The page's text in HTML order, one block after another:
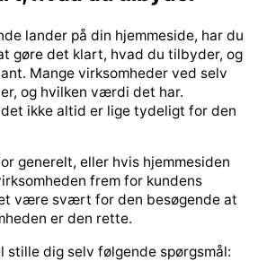
lander på din hjemmeside, har du
gøre det klart, hvad du tilbyder, og
Mange virksomheder ved selv
og hvilken værdi det har.
ikke altid er lige tydeligt for den
generelt, eller hvis hjemmesiden
frem for kundens
være svært for den besøgende at
er den rette.
stille dig selv følgende spørgsmål: